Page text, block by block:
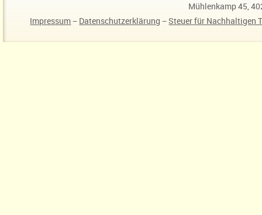
Mühlenkamp 45,
Impressum− Datenschutzerklärung −Steuer für Nachhaltigen